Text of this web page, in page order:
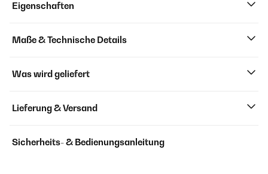
Eigenschaften
Maße & Technische Details
Was wird geliefert
Lieferung & Versand
Sicherheits- & Bedienungsanleitung